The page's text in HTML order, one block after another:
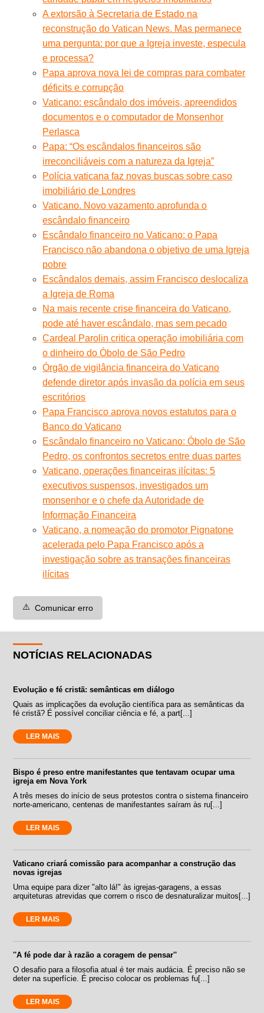
A extorsão à Secretaria de Estado na
reconstrução do Vatican News. Mas permanece
uma pergunta: por que a Igreja investe, especula
e processa?
Papa aprova nova lei de compras para combater
déficits e corrupção
Vaticano: escândalo dos imóveis, apreendidos
documentos e o computador de Monsenhor
Perlasca
Papa: “Os escândalos financeiros são
irreconciliáveis com a natureza da Igreja”
Polícia vaticana faz novas buscas sobre caso
imobiliário de Londres
Vaticano. Novo vazamento aprofunda o
escândalo financeiro
Escândalo financeiro no Vaticano: o Papa
Francisco não abandona o objetivo de uma Igreja
pobre
Escândalos demais, assim Francisco deslocaliza
a Igreja de Roma
Na mais recente crise financeira do Vaticano,
pode até haver escândalo, mas sem pecado
Cardeal Parolin critica operação imobiliária com
o dinheiro do Óbolo de São Pedro
Órgão de vigilância financeira do Vaticano
defende diretor após invasão da polícia em seus
escritórios
Papa Francisco aprova novos estatutos para o
Banco do Vaticano
Escândalo financeiro no Vaticano: Óbolo de São
Pedro, os confrontos secretos entre duas partes
Vaticano, operações financeiras ilícitas: 5
executivos suspensos, investigados um
monsenhor e o chefe da Autoridade de
Informação Financeira
Vaticano, a nomeação do promotor Pignatone
acelerada pelo Papa Francisco após a
investigação sobre as transações financeiras
ilícitas
⚠️ Comunicar erro
NOTÍCIAS RELACIONADAS
Evolução e fé cristã: semânticas em diálogo
Quais as implicações da evolução científica para as semânticas da
fé cristã? É possível conciliar ciência e fé, a part[...]
LER MAIS
Bispo é preso entre manifestantes que tentavam ocupar uma
igreja em Nova York
A três meses do início de seus protestos contra o sistema financeiro
norte-americano, centenas de manifestantes saíram às ru[...]
LER MAIS
Vaticano criará comissão para acompanhar a construção das
novas igrejas
Uma equipe para dizer "alto lá!" às igrejas-garagens, a essas
arquiteturas atrevidas que correm o risco de desnaturalizar muitos[...]
LER MAIS
''A fé pode dar à razão a coragem de pensar''
O desafio para a filosofia atual é ter mais audácia. É preciso não se
deter na superfície. É preciso colocar os problemas fu[...]
LER MAIS